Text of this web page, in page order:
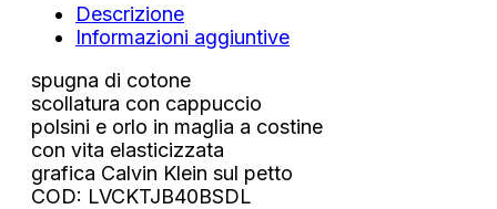
Descrizione
Informazioni aggiuntive
spugna di cotone
scollatura con cappuccio
polsini e orlo in maglia a costine
con vita elasticizzata
grafica Calvin Klein sul petto
COD: LVCKTJB40BSDL